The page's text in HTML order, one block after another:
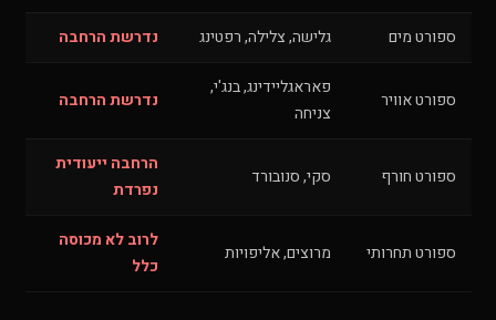
ספורט מים גלישה, צלילה, רפטינג נדרשת הרחבה
ספורט אוויר
פאראגליידינג, בנג'י,
צניחה
נדרשת הרחבה
ספורט חורף סקי, סנובורד
הרחבה ייעודית
נפרדת
ספורט תחרותי מרוצים, אליפויות
לרוב לא מכוסה
כלל